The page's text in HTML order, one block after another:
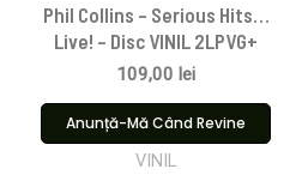
Phil Collins – Serious Hits…
Live! – Disc VINIL 2LPVG+
109,00 lei
Anunță-Mă Când Revine
VINIL